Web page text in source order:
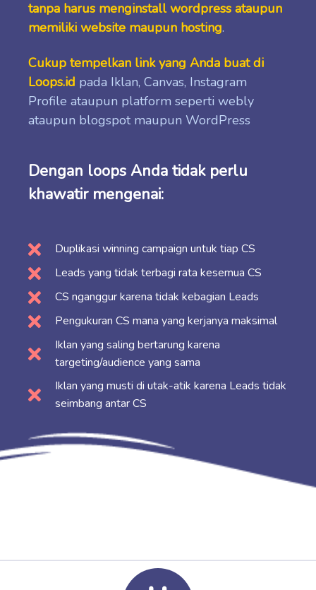
tanpa harus menginstall wordpress ataupun
memiliki website maupun hosting.
Cukup tempelkan link yang Anda buat di
Loops.id pada Iklan, Canvas, Instagram
Profile ataupun platform seperti webly
ataupun blogspot maupun WordPress
Dengan loops Anda tidak perlu
khawatir mengenai:
Duplikasi winning campaign untuk tiap CS
Leads yang tidak terbagi rata kesemua CS
CS nganggur karena tidak kebagian Leads
Pengukuran CS mana yang kerjanya maksimal
Iklan yang saling bertarung karena
targeting/audience yang sama
Iklan yang musti di utak-atik karena Leads tidak
seimbang antar CS